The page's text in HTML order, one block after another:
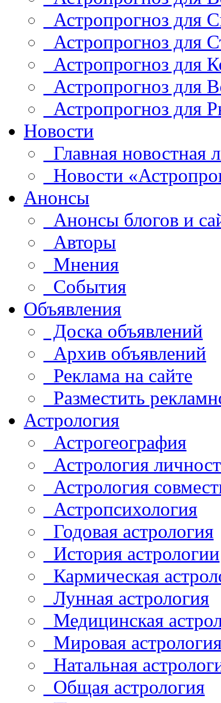
Астропрогноз для
Астропрогноз для
Астропрогноз для
Астропрогноз для
Астропрогноз для
Новости
Главная новостная
Новости
Анонсы
Анонсы блогов и
Авторы
Мнения
События
Объявления
Доска объявлений
Архив объявлений
Реклама на сайте
Разместить
Астрология
Астрогеография
Астрология
Астрология
Астропсихология
Годовая астрология
История астрологии
Кармическая
Лунная астрология
Медицинская
Мировая
Натальная
Общая астрология